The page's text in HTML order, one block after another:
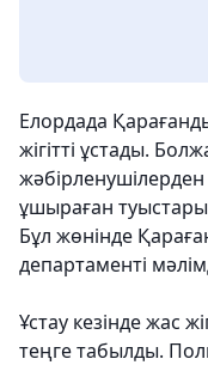
Елордада
жігітті ұстады.
ұшыраған
Бұл жөнінде
департаменті
Ұстау кезінде жас
теңге табылды.